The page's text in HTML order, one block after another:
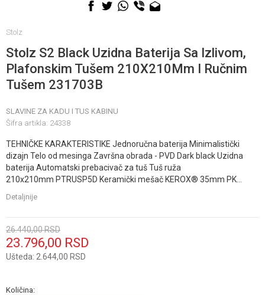
Stolz
Stolz S2 Black Uzidna Baterija Sa Izlivom,
Plafonskim Tušem 210X210Mm I Ručnim
Tušem 231703B
SLAVINE ZA KADU I TUS KABINU
Šifra artikla: 24338
TEHNIČKE KARAKTERISTIKE Jednoručna baterija Minimalistički
dizajn Telo od mesinga Završna obrada - PVD Dark black Uzidna
baterija Automatski prebacivač za tuš Tuš ruža
210x210mm PTRUSP5D Keramički mešač KEROX® 35mm PK
Detaljnije
26.440,00RSD
23.796,00 RSD
Ušteda: 2.644,00 RSD
Količina: